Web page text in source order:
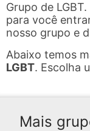
Grupo de
para você
nosso grupo e
Abaixo temos
LGBT. Escolha
Mais